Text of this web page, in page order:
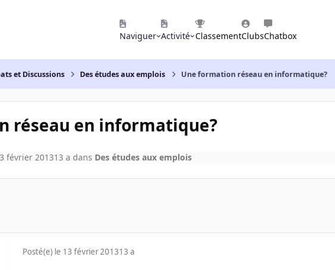
Naviguer Activité ClassementClubsChatbox
et Discussions Des études aux emplois Une formation réseau en informatique?
réseau en informatique?
février 201313 a dans Des études aux emplois
Posté(e) le 13 février 201313 a